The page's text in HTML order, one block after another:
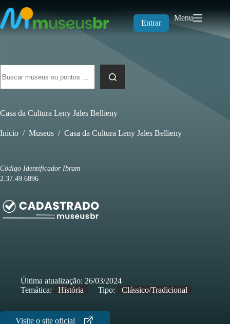
para
o
conteúdo
Entrar
Menu
resultados
Casa da Cultura Leny Jales Bellieny
Início / Museus / Casa da Cultura Leny Jales Bellieny
Código Identificador Ibram
2.37.49.6896
Última atualização: 26/03/2024
Temática:
História Tipo: Clássico/Tradicional